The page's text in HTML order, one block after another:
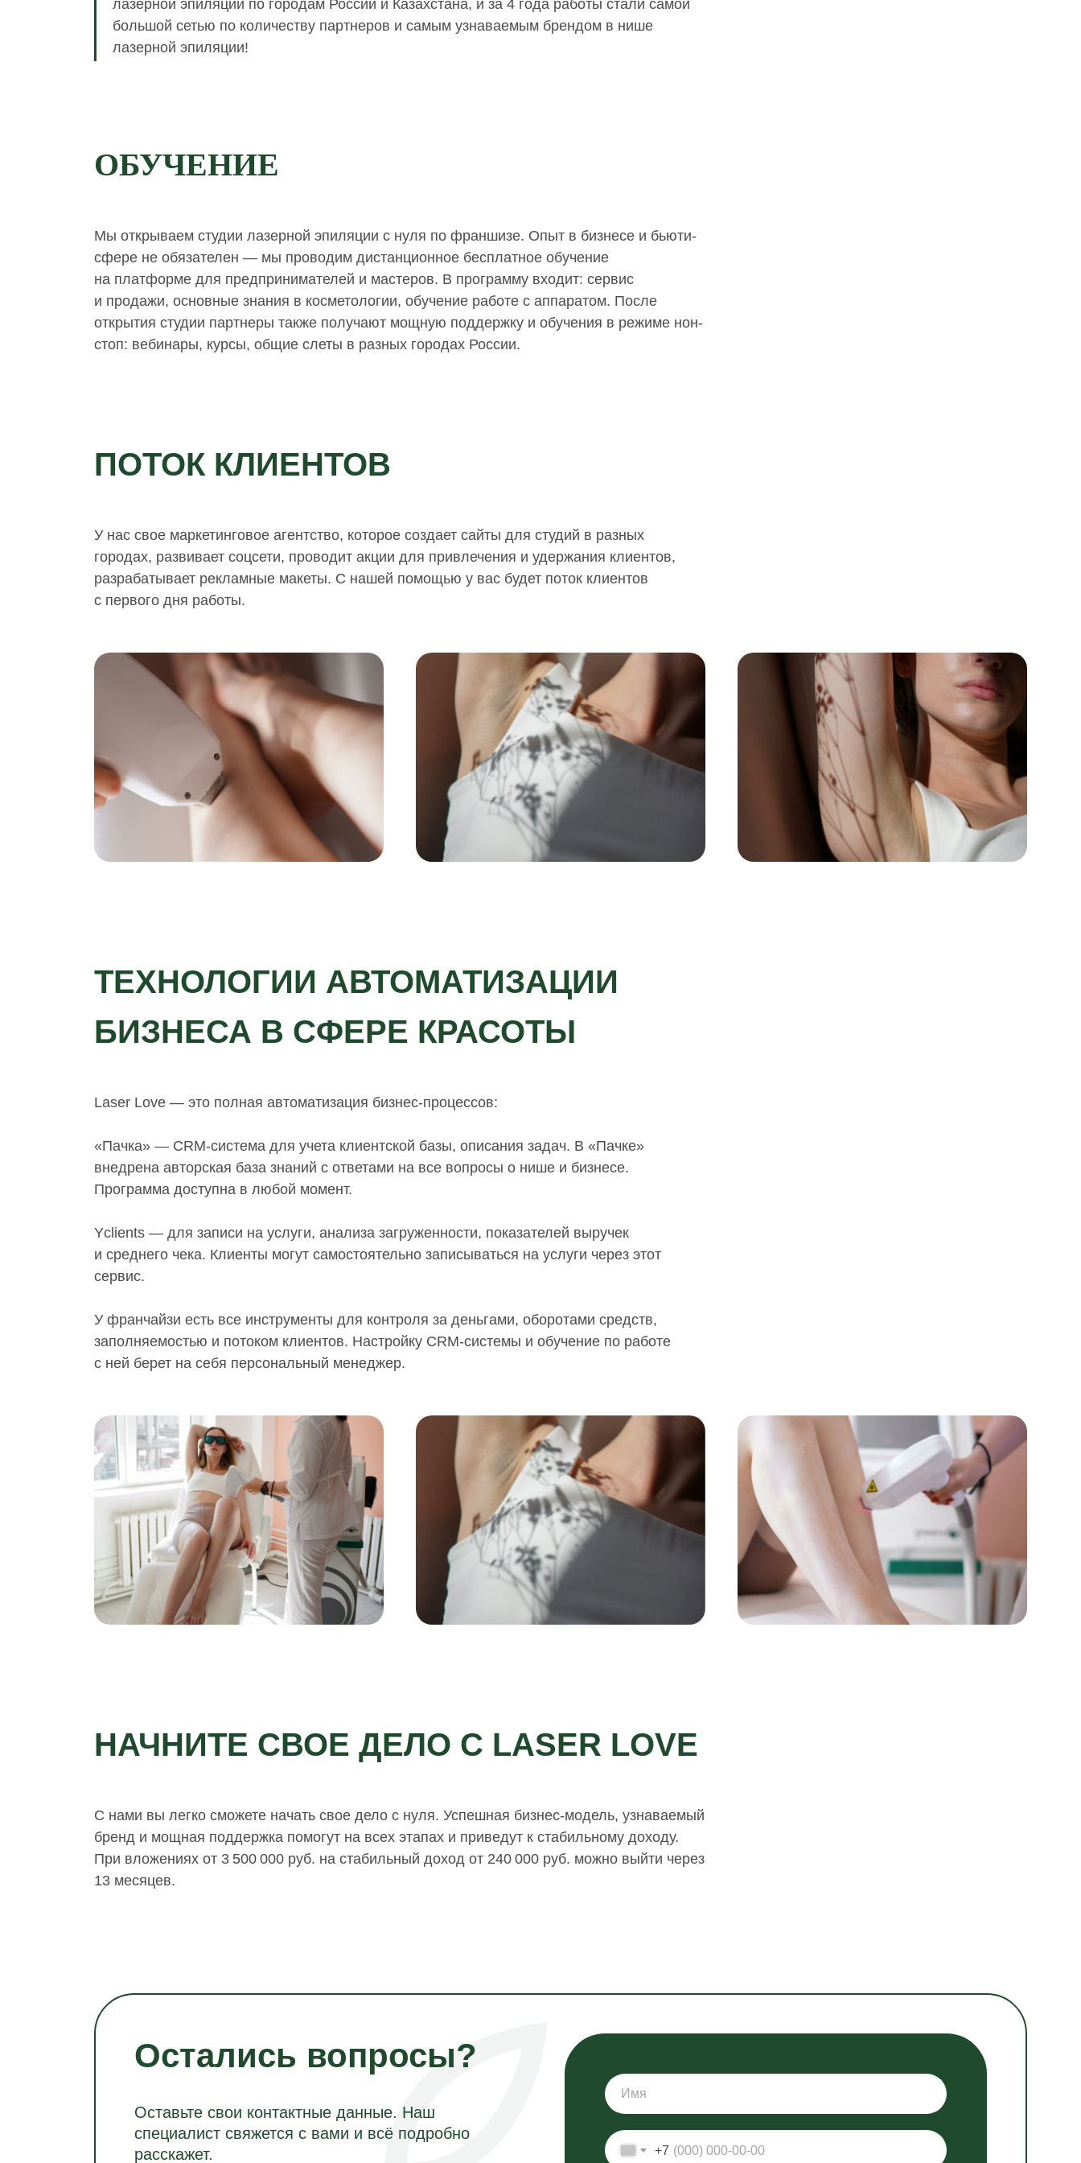
лазерной эпиляции по городам России и Казахстана, и за 4 года работы стали самой
большой сетью по количеству партнеров и самым узнаваемым брендом в нише
лазерной эпиляции!
ОБУЧЕНИЕ
Мы открываем студии лазерной эпиляции с нуля по франшизе. Опыт в бизнесе и бьюти-
сфере не обязателен — мы проводим дистанционное бесплатное обучение
на платформе для предпринимателей и мастеров. В программу входит: сервис
и продажи, основные знания в косметологии, обучение работе с аппаратом. После
открытия студии партнеры также получают мощную поддержку и обучения в режиме нон-
стоп: вебинары, курсы, общие слеты в разных городах России.
ПОТОК КЛИЕНТОВ
У нас свое маркетинговое агентство, которое создает сайты для студий в разных
городах, развивает соцсети, проводит акции для привлечения и удержания клиентов,
разрабатывает рекламные макеты. С нашей помощью у вас будет поток клиентов
с первого дня работы.
ТЕХНОЛОГИИ АВТОМАТИЗАЦИИ
БИЗНЕСА В СФЕРЕ КРАСОТЫ
Laser Love — это полная автоматизация бизнес-процессов:
«Пачка» — CRM-система для учета клиентской базы, описания задач. В «Пачке»
внедрена авторская база знаний с ответами на все вопросы о нише и бизнесе.
Программа доступна в любой момент.
Yclients — для записи на услуги, анализа загруженности, показателей выручек
и среднего чека. Клиенты могут самостоятельно записываться на услуги через этот
сервис.
У франчайзи есть все инструменты для контроля за деньгами, оборотами средств,
заполняемостью и потоком клиентов. Настройку CRM-системы и обучение по работе
с ней берет на себя персональный менеджер.
НАЧНИТЕ СВОЕ ДЕЛО С LASER LOVE
С нами вы легко сможете начать свое дело с нуля. Успешная бизнес-модель, узнаваемый
бренд и мощная поддержка помогут на всех этапах и приведут к стабильному доходу.
При вложениях от 3 500 000 руб. на стабильный доход от 240 000 руб. можно выйти через
13 месяцев.
Остались вопросы?
Оставьте свои контактные данные. Наш
специалист свяжется с вами и всё подробно
расскажет.
+7